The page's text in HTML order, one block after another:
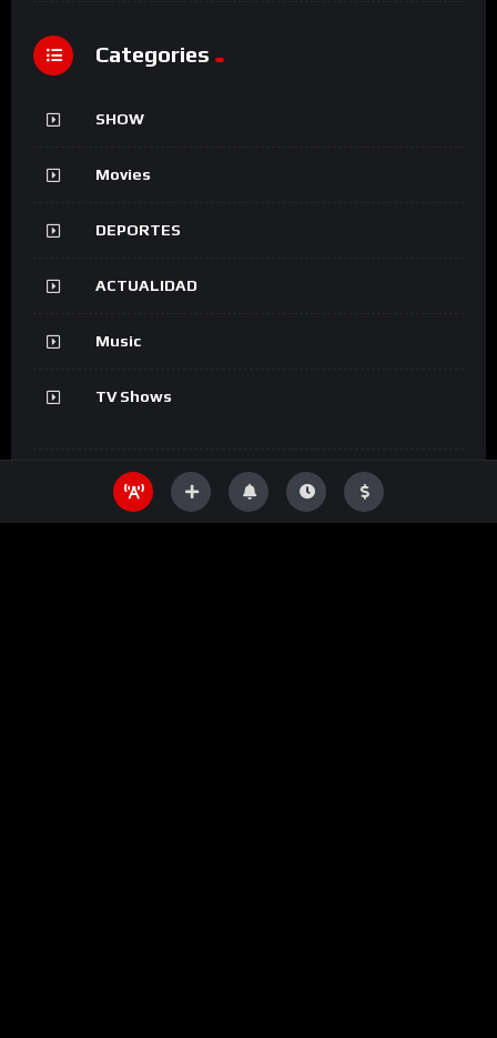
Categories
SHOW
Movies
DEPORTES
ACTUALIDAD
Music
TV Shows
Information